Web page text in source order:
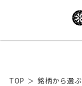
TOP 銘柄から選ぶ